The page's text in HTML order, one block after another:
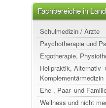
Fachbereiche in
Schulmedizin / Ärzte
Psychotherapie und
Ergotherapie,
Heilpraktik, Alternativ-
Komplementärmedizin
Ehe-, Paar- und
Wellness und nicht